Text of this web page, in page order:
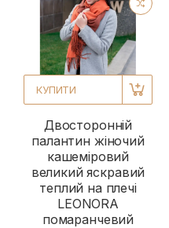
КУПИТИ
Двосторонній
палантин жіночий
кашеміровий
великий яскравий
теплий на плечі
LEONORA
помаранчевий